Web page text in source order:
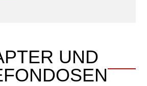
FILTERN
UND